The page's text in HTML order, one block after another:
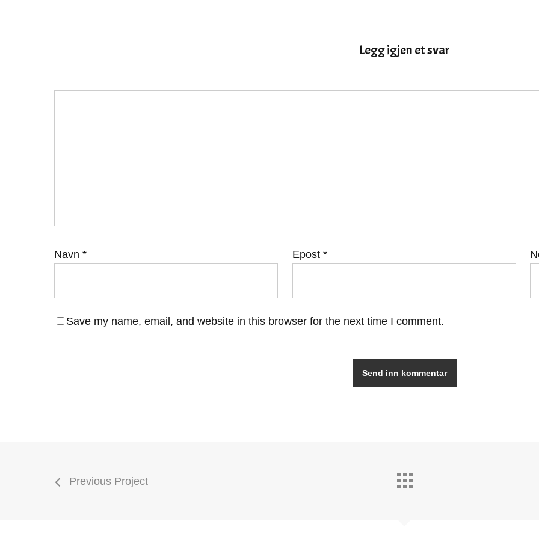
Legg igjen et svar
Navn * Epost *
Save my name, email, and website in this browser for the next time I comment.
Previous Project